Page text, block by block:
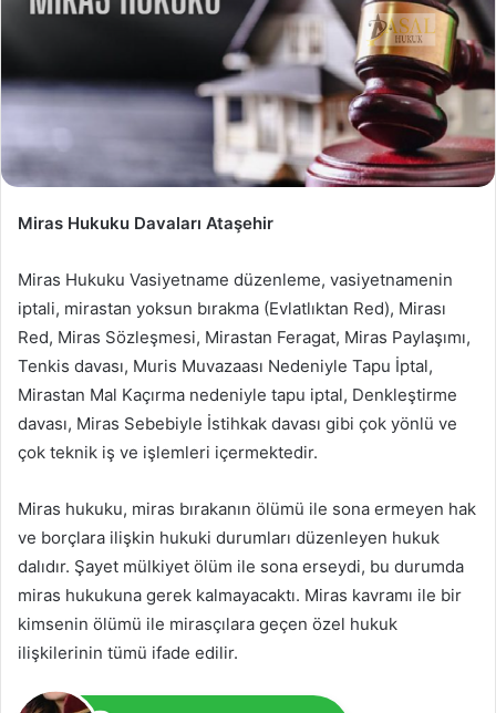
Miras Hukuku Davaları Ataşehir
Miras Hukuku Vasiyetname düzenleme, vasiyetnamenin
iptali, mirastan yoksun bırakma (Evlatlıktan Red), Mirası
Red, Miras Sözleşmesi, Mirastan Feragat, Miras Paylaşımı,
Tenkis davası, Muris Muvazaası Nedeniyle Tapu İptal,
Mirastan Mal Kaçırma nedeniyle tapu iptal, Denkleştirme
davası, Miras Sebebiyle İstihkak davası gibi çok yönlü ve
çok teknik iş ve işlemleri içermektedir.
Miras hukuku, miras bırakanın ölümü ile sona ermeyen hak
ve borçlara ilişkin hukuki durumları düzenleyen hukuk
dalıdır. Şayet mülkiyet ölüm ile sona erseydi, bu durumda
miras hukukuna gerek kalmayacaktı. Miras kavramı ile bir
kimsenin ölümü ile mirasçılara geçen özel hukuk
ilişkilerinin tümü ifade edilir.